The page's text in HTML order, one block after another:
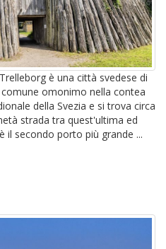
Trelleborg è una città svedese di
omonimo nella contea
della Svezia e si trova circa
strada tra quest'ultima ed
il secondo porto più grande ...